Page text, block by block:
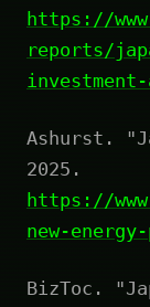
https://
reports/
Ashurst.
2025.
https://
new-
BizToc.